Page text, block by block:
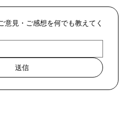
意見・ご感想を何でも教えてく
送信